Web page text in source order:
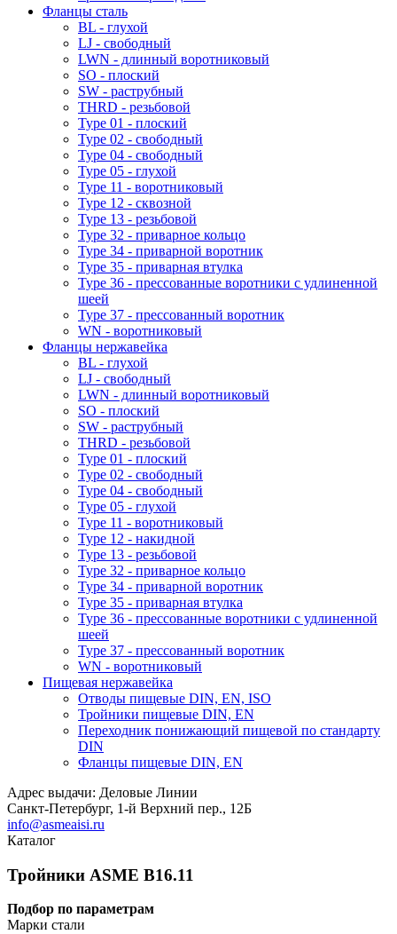
Фланцы сталь
BL - глухой
LJ - свободный
LWN - длинный воротниковый
SO - плоский
SW - раструбный
THRD - резьбовой
Type 01 - плоский
Type 02 - свободный
Type 04 - свободный
Type 05 - глухой
Type 11 - воротниковый
Type 12 - сквозной
Type 13 - резьбовой
Type 32 - приварное кольцо
Type 34 - приварной воротник
Type 35 - приварная втулка
Type 36 - прессованные воротники с удлиненной
шеей
Type 37 - прессованный воротник
WN - воротниковый
Фланцы нержавейка
BL - глухой
LJ - свободный
LWN - длинный воротниковый
SO - плоский
SW - раструбный
THRD - резьбовой
Type 01 - плоский
Type 02 - свободный
Type 04 - свободный
Type 05 - глухой
Type 11 - воротниковый
Type 12 - накидной
Type 13 - резьбовой
Type 32 - приварное кольцо
Type 34 - приварной воротник
Type 35 - приварная втулка
Type 36 - прессованные воротники с удлиненной
шеей
Type 37 - прессованный воротник
WN - воротниковый
Пищевая нержавейка
Отводы пищевые DIN, EN, ISO
Тройники пищевые DIN, EN
Переходник понижающий пищевой по стандарту
DIN
Фланцы пищевые DIN, EN
Адрес выдачи: Деловые Линии
Санкт-Петербург, 1-й Верхний пер., 12Б
info@asmeaisi.ru
Каталог
Тройники ASME B16.11
Подбор по параметрам
Марки стали